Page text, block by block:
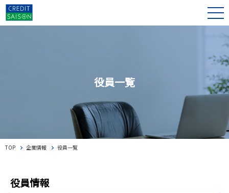
役員一覧
TOP 企業情報 役員一覧
役員情報